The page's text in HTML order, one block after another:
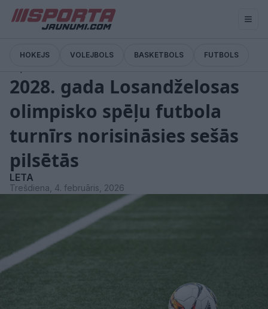
HOKEJS VOLEJBOLS BASKETBOLS FUTBOLS
2028. gada Losandželosas
olimpisko spēļu futbola
turnīrs norisināsies sešās
pilsētās
LETA
Trešdiena, 4. februāris, 2026